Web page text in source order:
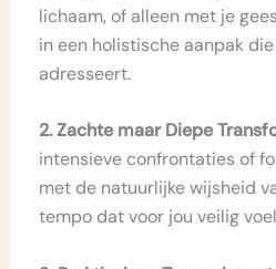
lichaam, of alleen met je
in een holistische aanpak
adresseert.
2. Zachte maar Diepe
intensieve confrontaties of
met de natuurlijke wijsheid
tempo dat voor jou veilig